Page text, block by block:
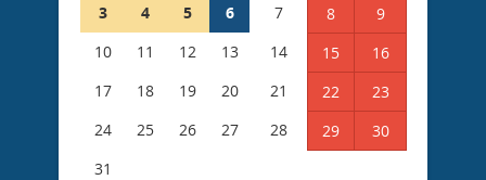
3
4 5 6 7 8
9
10
11 12 13 14 15
16
17
18 19 20 21 22
23
24
25 26 27 28 29
30
31